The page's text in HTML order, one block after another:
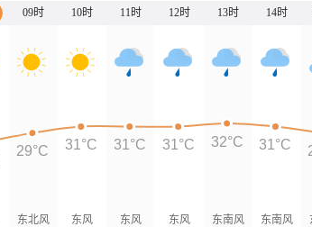
09时 10时 11时 12时 13时 14时
东北风 东风 东风 东风 东南风 东南风
29°C 31°C 31°C 31°C 32°C 31°C